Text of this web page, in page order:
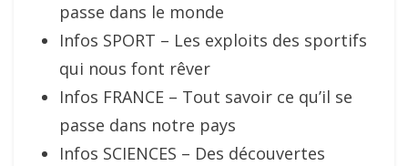
passe dans le monde
Infos SPORT – Les exploits des sportifs
qui nous font rêver
Infos FRANCE – Tout savoir ce qu’il se
passe dans notre pays
Infos SCIENCES – Des découvertes